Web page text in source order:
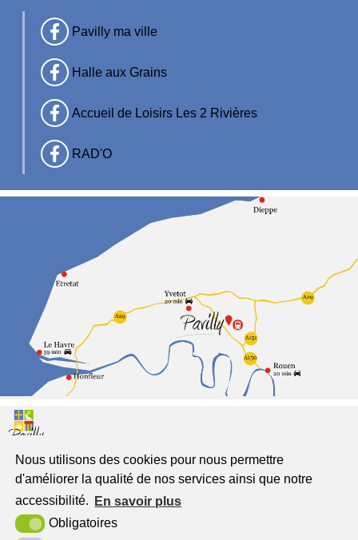
Nous utilisons des cookies pour nous permettre
d'améliorer la qualité de nos services ainsi que notre
accessibilité.
En savoir plus
Obligatoires
Pavilly ma ville
Halle aux Grains
Accueil de Loisirs Les 2 Rivières
RAD'O
Pavilly
Jumelée à Freckenhorst
Place du Général de Gaulle
76570 Pavilly